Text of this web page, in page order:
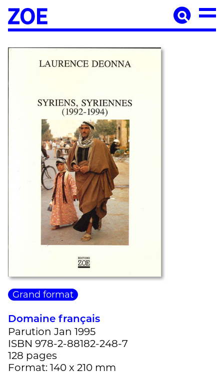
Accueil
À paraître
Catalogue
Auteur·ices
Agenda
Les éditions Zoé
Diffusion
Médiation culturelle
Manuscrits
Foreign rights
Contact
Mentions légales
Newsletter
Grand format
Domaine français
Parution Jan 1995
ISBN 978-2-88182-248-7
128 pages
Format: 140 x 210 mm